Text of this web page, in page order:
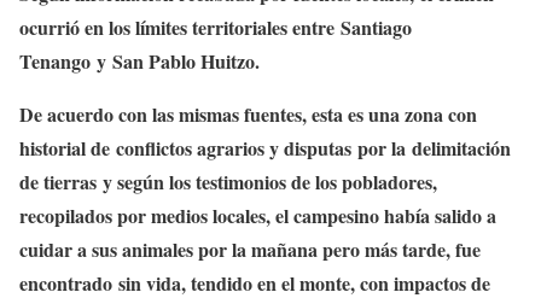
ocurrió en los límites territoriales entre Santiago
Tenango y San Pablo Huitzo.
De acuerdo con las mismas fuentes, esta es una zona con
historial de conflictos agrarios y disputas por la delimitación
de tierras y según los testimonios de los pobladores,
recopilados por medios locales, el campesino había salido a
cuidar a sus animales por la mañana pero más tarde, fue
encontrado sin vida, tendido en el monte, con impactos de